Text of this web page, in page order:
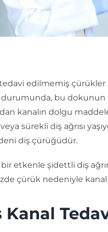
tedavi edilmemiş
bu dokunun
kanalın dolgu
sürekli diş ağrısı
diş çürüğüdür.
etkenle şidettli diş
çürük nedeniyle kanal